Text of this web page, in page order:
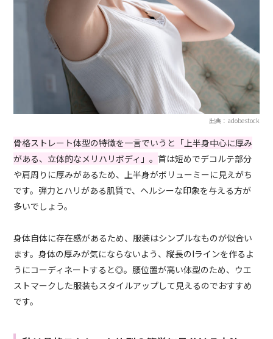
出典：adobestock
骨格ストレート体型の特徴を一言でいうと「上半身中心に厚み
がある、立体的なメリハリボディ」。 首は短めでデコルテ部分
や肩周りに厚みがあるため、上半身がボリューミーに見えがち
です。弾力とハリがある肌質で、ヘルシーな印象を与える方が
多いでしょう。
身体自体に存在感があるため、服装はシンプルなものが似合い
ます。身体の厚みが気にならないよう、縦長のIラインを作るよ
うにコーディネートすると◎。腰位置が高い体型のため、ウエ
ストマークした服装もスタイルアップして見えるのでおすすめ
です。